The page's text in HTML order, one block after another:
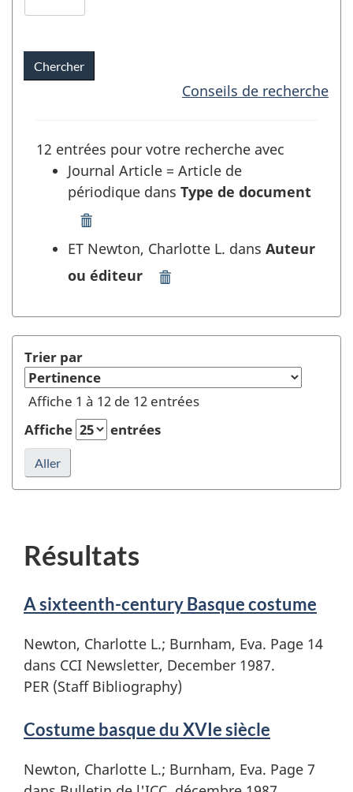
champs
2
Conseils de recherche
12 entrées pour votre recherche avec
Journal Article = Article de
périodique dans Type de document
Article
=
Type
de
document
et
rafraîchir
ET Newton, Charlotte L. dans Auteur
ou éditeur
Charlotte
L."
Auteur
ou
éditeur
Trier par
Affiche 1 à 12 de 12 entrées
Affiche
entrées
Résultats
A sixteenth-century Basque costume
Newton, Charlotte L.; Burnham, Eva. Page 14
dans CCI Newsletter, December 1987.
PER (Staff Bibliography)
Costume basque du XVIe siècle
Newton, Charlotte L.; Burnham, Eva. Page 7